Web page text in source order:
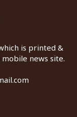
is printed &
news site.